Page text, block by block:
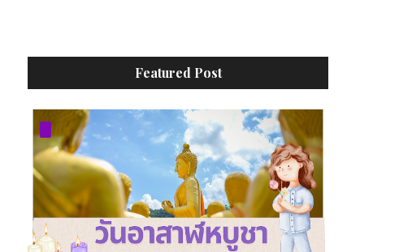
Featured Post